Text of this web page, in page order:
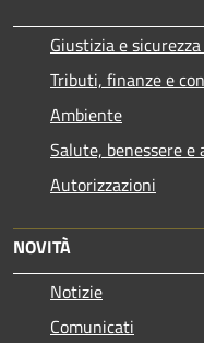
Giustizia e
Tributi, finanze e
Ambiente
Salute, benessere e
Autorizzazioni
NOVITÀ
Notizie
Comunicati